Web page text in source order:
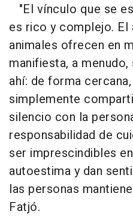
"El vínculo que se
es rico y complejo.
animales ofrecen en
manifiesta, a
ahí: de forma
simplemente
silencio con la
responsabilidad de
ser imprescindibles
autoestima y dan
las personas
Fatjó.